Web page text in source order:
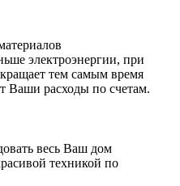
электроэнергии, при
тем самым время
Ваши расходы по счетам.
весь Ваш дом
техникой по